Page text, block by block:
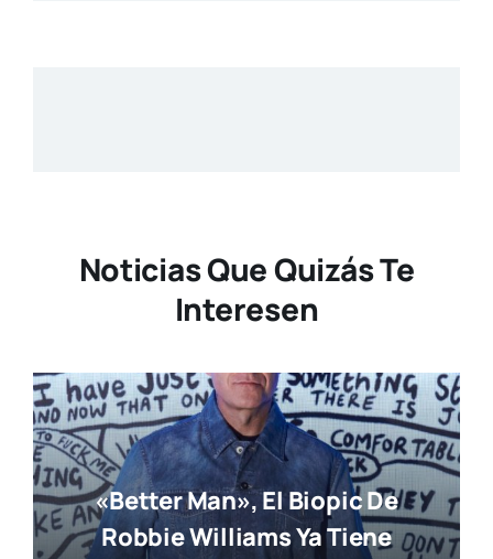
Noticias Que Quizás Te
Interesen
«Better Man», El Biopic De
Robbie Williams Ya Tiene